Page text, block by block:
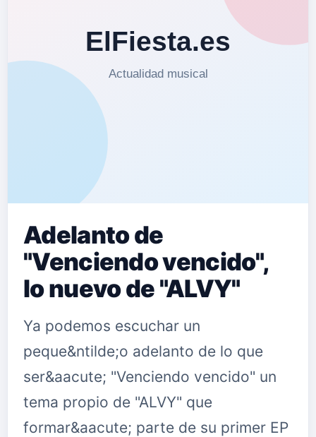
Adelanto de
"Venciendo vencido",
lo nuevo de "ALVY"
Ya podemos escuchar un
peque&ntilde;o adelanto de lo que
ser&aacute; "Venciendo vencido" un
tema propio de "ALVY" que
formar&aacute; parte de su primer EP